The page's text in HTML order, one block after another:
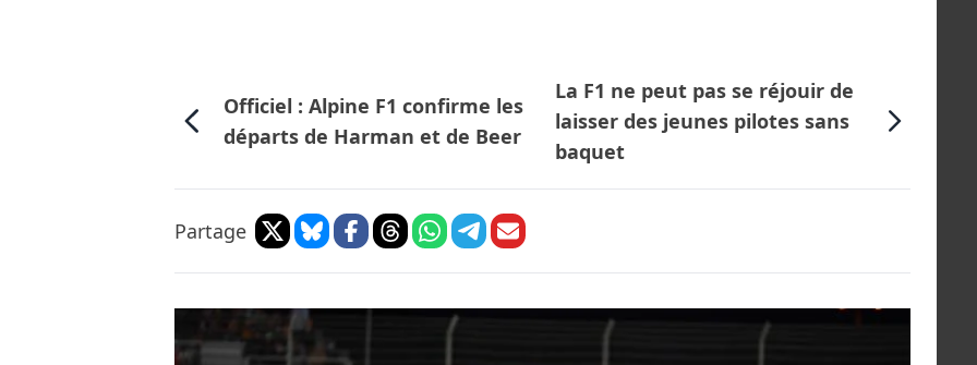
Officiel : Alpine F1 confirme les
départs de Harman et de Beer
La F1 ne peut pas se réjouir de
laisser des jeunes pilotes sans
baquet
Partage